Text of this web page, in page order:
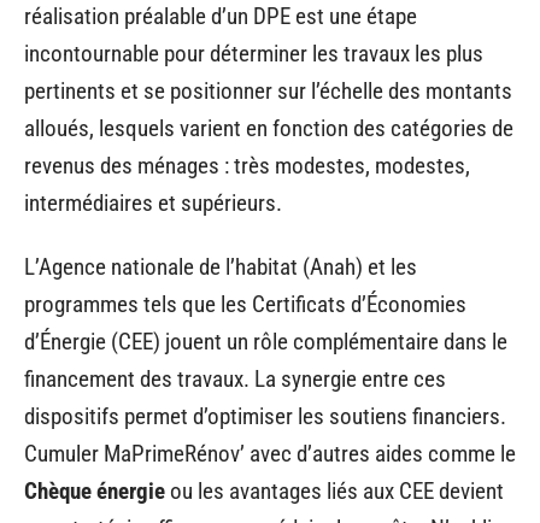
réalisation préalable d’un DPE est une étape
incontournable pour déterminer les travaux les plus
pertinents et se positionner sur l’échelle des montants
alloués, lesquels varient en fonction des catégories de
revenus des ménages : très modestes, modestes,
intermédiaires et supérieurs.
L’Agence nationale de l’habitat (Anah) et les
programmes tels que les Certificats d’Économies
d’Énergie (CEE) jouent un rôle complémentaire dans le
financement des travaux. La synergie entre ces
dispositifs permet d’optimiser les soutiens financiers.
Cumuler MaPrimeRénov’ avec d’autres aides comme le
Chèque énergie ou les avantages liés aux CEE devient